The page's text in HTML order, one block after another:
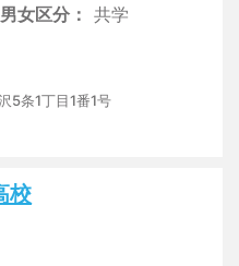
男女区分
共学
5条1丁目1番1号
校